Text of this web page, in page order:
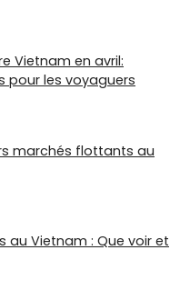
Vietnam en avril:
pour les voyaguers
marchés flottants au
au Vietnam : Que voir et